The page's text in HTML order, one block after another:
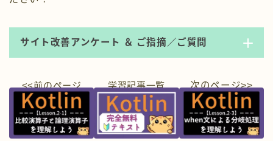
サイト改善アンケート ＆ ご指摘／ご質問
<<前のページ 学習記事一覧 次のページ>>